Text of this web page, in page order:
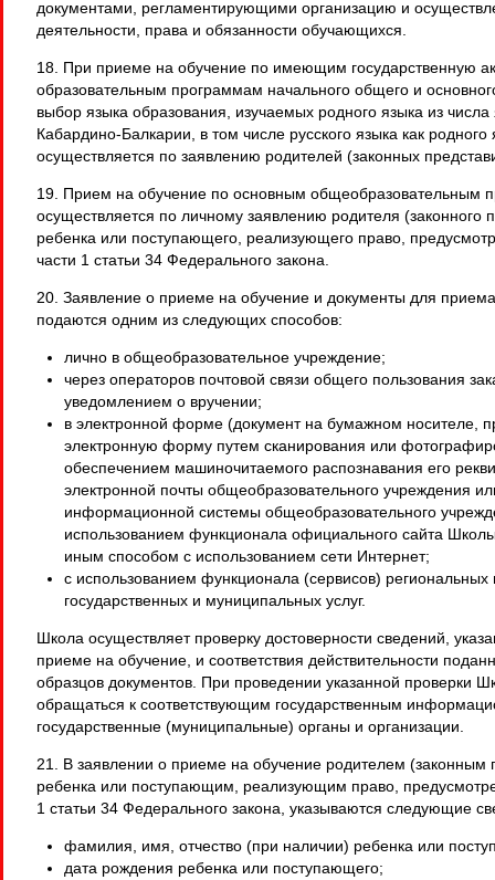
документами, регламентирующими организацию и
деятельности, права и обязанности обучающихся.
18. При приеме на обучение по имеющим государственную
образовательным программам начального общего и
выбор языка образования, изучаемых родного языка из числа
Кабардино-Балкарии, в том числе русского языка как родного
осуществляется по заявлению родителей (законных
19. Прием на обучение по основным общеобразовательным
осуществляется по личному заявлению родителя (законного
ребенка или поступающего, реализующего право,
части 1 статьи 34 Федерального закона.
20. Заявление о приеме на обучение и документы для
подаются одним из следующих способов:
лично в общеобразовательное учреждение;
через операторов почтовой связи общего пользования
уведомлением о вручении;
в электронной форме (документ на бумажном носителе,
электронную форму путем сканирования или
обеспечением машиночитаемого распознавания его
электронной почты общеобразовательного учреждения
информационной системы общеобразовательного
использованием функционала официального сайта
иным способом с использованием сети Интернет;
с использованием функционала (сервисов) региональных
государственных и муниципальных услуг.
Школа осуществляет проверку достоверности сведений,
приеме на обучение, и соответствия действительности
образцов документов. При проведении указанной проверки
обращаться к соответствующим государственным
государственные (муниципальные) органы и организации.
21. В заявлении о приеме на обучение родителем (законным
ребенка или поступающим, реализующим право,
1 статьи 34 Федерального закона, указываются следующие
фамилия, имя, отчество (при наличии) ребенка или
дата рождения ребенка или поступающего;